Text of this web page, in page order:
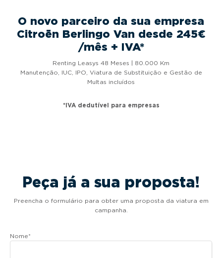
O novo parceiro da sua empresa
Citroën Berlingo Van desde 245€
/mês + IVA*
Renting Leasys 48 Meses | 80.000 Km
Manutenção, IUC, IPO, Viatura de Substituição e Gestão de
Multas incluídos
*IVA dedutível para empresas
Peça já a sua proposta!
Preencha o formulário para obter uma proposta da viatura em
campanha.
Nome*